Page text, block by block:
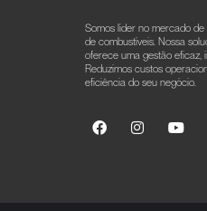
Somos líder no mercado
de combustíveis. Nossa
oferece uma gestão eficaz,
Reduzimos custos
eficiência do seu negócio.